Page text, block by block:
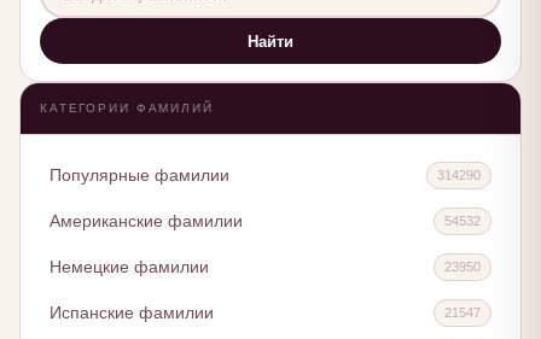
Найти
КАТЕГОРИИ ФАМИЛИЙ
Популярные фамилии 314290
Американские фамилии 54532
Немецкие фамилии 23950
Испанские фамилии 21547